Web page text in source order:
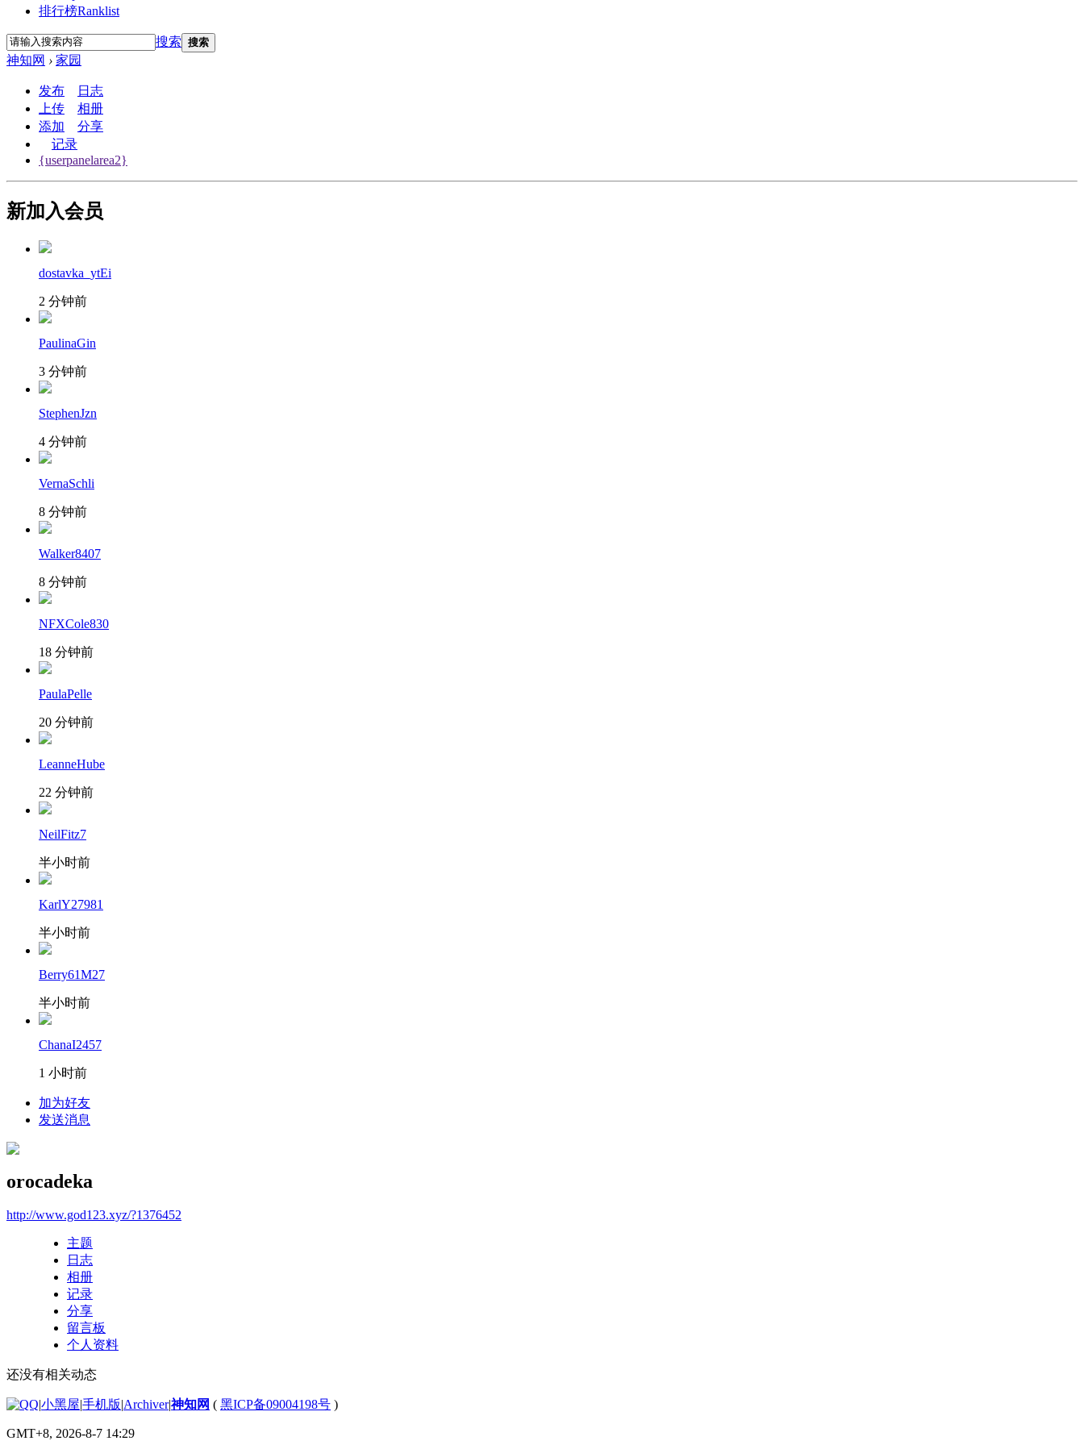
排行榜Ranklist
搜索 搜索
神知网 › 家园
发布
日志
上传
相册
添加
分享
记录
{userpanelarea2}
新加入会员
dostavka_ytEi
2 分钟前
PaulinaGin
3 分钟前
StephenJzn
4 分钟前
VernaSchli
8 分钟前
Walker8407
8 分钟前
NFXCole830
18 分钟前
PaulaPelle
20 分钟前
LeanneHube
22 分钟前
NeilFitz7
半小时前
KarlY27981
半小时前
Berry61M27
半小时前
ChanaI2457
1 小时前
加为好友
发送消息
orocadeka
http://www.god123.xyz/?1376452
主题
日志
相册
记录
分享
留言板
个人资料
还没有相关动态
|小黑屋|手机版|Archiver|神知网 ( 黑ICP备09004198号 )
GMT+8, 2026-8-7 14:29